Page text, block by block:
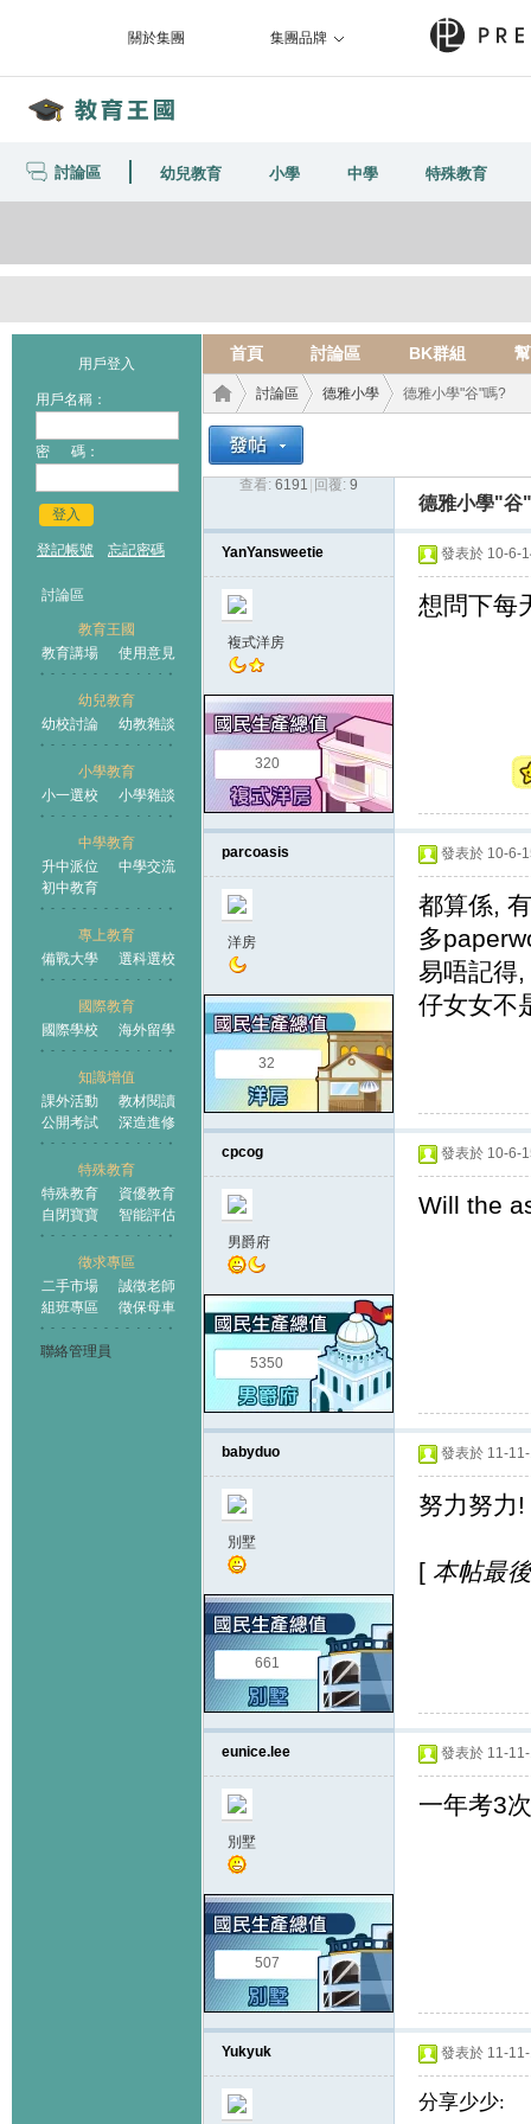
關於集團 集團品牌
討論區 幼兒教育 小學 中學 特殊教育
用戶登入
用戶名稱：
密 碼：
登入
登記帳號 忘記密碼
討論區
教育王國
教育講場
使用意見
幼兒教育
幼校討論
幼教雜談
小學教育
小一選校
小學雜談
中學教育
升中派位
中學交流
初中教育
專上教育
備戰大學
選科選校
國際教育
國際學校
海外留學
知識增值
課外活動
教材閱讀
公開考試
深造進修
特殊教育
特殊教育
資優教育
自閉寶寶
智能評估
徵求專區
二手市場
誠徵老師
組班專區
徵保母車
聯絡管理員
首頁 討論區 BK群組
王國
討論區
›
德雅小學 德雅小學"谷"嗎?
查看: 6191 回覆: 9
德雅小學"谷
YanYansweetie
複式洋房
320
發表於 10-6-
想問下每
parcoasis
洋房
32
發表於 10-6-
都算係,
多
易唔記得
仔女女不
cpcog
男爵府
5350
發表於 10-6-
Will the
babyduo
別墅
661
發表於 11-
努力努力!
[ 本帖最
eunice.lee
別墅
507
發表於 11-
一年考3
Yukyuk 發表於 11-
分享少少: